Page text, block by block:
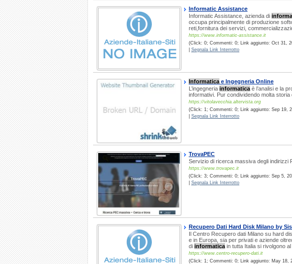
Informatic Assistance
Informatic Assistance, azienda di
occupa principalmente di produzione
reti,fornitura dei servizi,
https://www.informatic-assistance.it
(Click: 0; Commenti: 0; Link aggiunto: Oct 31,
Segnala Link Interrotto
Informatica e Ingegneria Online
L’ingegneria informatica è l’analisi e la
informativi. Pur condividendo molta storia
https://vitolavecchia.altervista.org
(Click: 1; Commenti: 0; Link aggiunto: Sep 19,
Segnala Link Interrotto
TrovaPEC
Servizio di ricerca massiva degli indirizzi
https://www.trovapec.it
(Click: 3; Commenti: 0; Link aggiunto: Sep 5,
Segnala Link Interrotto
Recupero Dati Hard Disk Milano by
Il Centro Recupero dati Milano su hard
e in Europa, sia per privati e aziende
di informatica in tutta Italia si rivolgono
https://www.centro-recupero-dati.it
(Click: 1; Commenti: 0; Link aggiunto: May 18,